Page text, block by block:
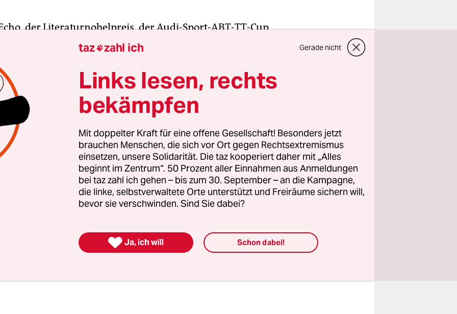
der Literaturnobelpreis, der Audi-Sport-ABT-TT-Cup,
Istanbul-Derby, der Frühschoppen der Halveraner
Bushidos Black Friday Tour (zum 2. Mal), die
in Göttingen, die Physik-Abi-Prüfung in Sachsen-Anhalt,
Sendung „Darf man heute noch Neger sagen?“, Ralph
Bayern, Prinz Harry seine Flitterwochen: Die Absage
Absagen mindestens als Zeichen ungewollter Schwäche,
gleich als totale Kapitulation bewertet. Der blutige
bei den Olympischen Spielen in München wurde mit
Worten quittiert: „The games must go on.“ Auch wenn
kaum glauben mag, lässt sich drüber streiten, ob der
erforderlich machte oder nicht.
taz zahl ich Gerade nicht
Links lesen, rechts
bekämpfen
Mit doppelter Kraft für eine offene Gesellschaft! Besonders jetzt
brauchen Menschen, die sich vor Ort gegen Rechtsextremismus
einsetzen, unsere Solidarität. Die taz kooperiert daher mit „Alles
beginnt im Zentrum“. 50 Prozent aller Einnahmen aus Anmeldungen
bei taz zahl ich gehen – bis zum 30. September – an die Kampagne,
die linke, selbstverwaltete Orte unterstützt und Freiräume sichern will,
bevor sie verschwinden. Sind Sie dabei?
 Ja, ich will Schon dabei!